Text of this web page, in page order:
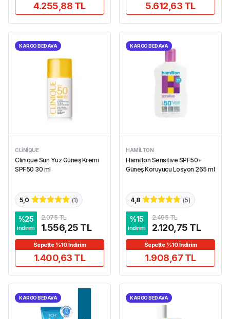
4.255,88 TL 5.612,63 TL
KARGO BEDAVA
CLINIQUE
Clinique Sun Yüz Güneş Kremi
SPF50 30 ml
5,0 (1)
%25
indirim
2.075 TL
1.556,25 TL
Sepette %10 İndirim
1.400,63 TL
KARGO BEDAVA
HAMILTON
Hamilton Sensitive SPF50+
Güneş Koruyucu Losyon 265 ml
4,8 (5)
%15
indirim
2.495 TL
2.120,75 TL
Sepette %10 İndirim
1.908,67 TL
KARGO BEDAVA KARGO BEDAVA